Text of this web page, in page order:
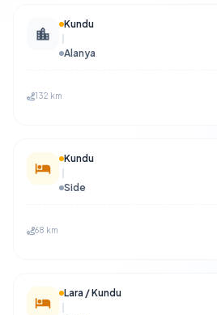
Kundu
Alanya
132 km
Kundu
Side
68 km
Lara / Kundu